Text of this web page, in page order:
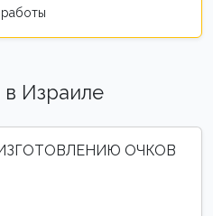
Израиле
ОЧКОВ